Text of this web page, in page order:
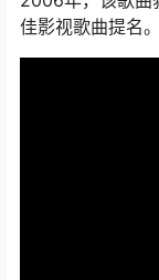
佳影视歌曲提名。